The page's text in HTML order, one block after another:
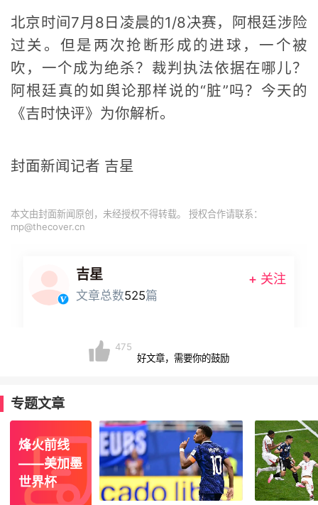
北京时间7月8日凌晨的1/8决赛，阿根廷涉险
过关。但是两次抢断形成的进球，一个被
吹，一个成为绝杀？裁判执法依据在哪儿？
阿根廷真的如舆论那样说的“脏”吗？今天的
《吉时快评》为你解析。
封面新闻记者 吉星
本文由封面新闻原创，未经授权不得转载。 授权合作请联系：
mp@thecover.cn
吉星
文章总数525篇
+ 关注
475
好文章，需要你的鼓励
专题文章
烽火前线
——美加墨
世界杯